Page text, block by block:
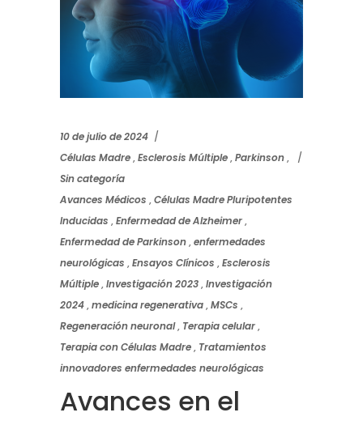
10 de julio de 2024
Células Madre,Esclerosis Múltiple,Parkinson,
Sin categoría
Avances Médicos ,Células Madre Pluripotentes
Inducidas ,Enfermedad de Alzheimer,
Enfermedad de Parkinson,enfermedades
neurológicas ,Ensayos Clínicos ,Esclerosis
Múltiple,Investigación 2023,Investigación
2024,medicina regenerativa,MSCs ,
Regeneración neuronal, Terapia celular,
Terapia con Células Madre, Tratamientos
innovadores enfermedades neurológicas
Avances en el